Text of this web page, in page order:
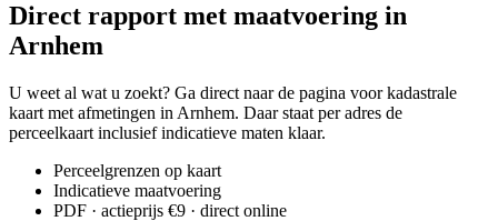
Direct rapport met maatvoering in
Arnhem
U weet al wat u zoekt? Ga direct naar de pagina voor kadastrale
kaart met afmetingen in Arnhem. Daar staat per adres de
perceelkaart inclusief indicatieve maten klaar.
Perceelgrenzen op kaart
Indicatieve maatvoering
PDF · actieprijs €9 · direct online